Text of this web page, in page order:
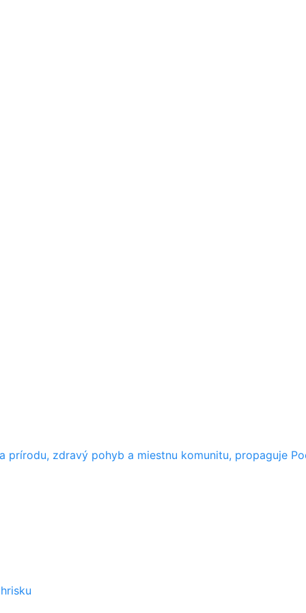
prírodu, zdravý pohyb a miestnu komunitu, propaguje